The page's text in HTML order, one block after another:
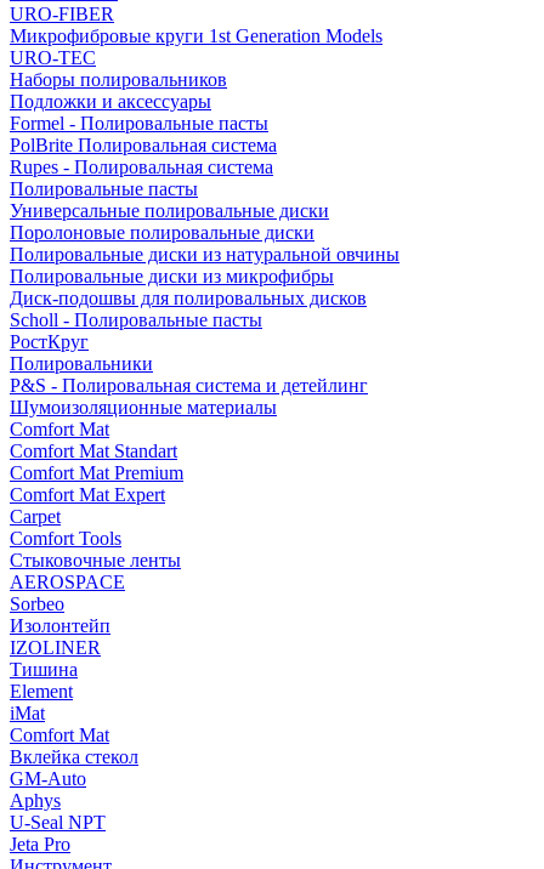
URO-FIBER
Микрофибровые круги 1st Generation Models
URO-TEC
Наборы полировальников
Подложки и аксессуары
Formel - Полировальные пасты
PolBrite Полировальная система
Rupes - Полировальная система
Полировальные пасты
Универсальные полировальные диски
Поролоновые полировальные диски
Полировальные диски из натуральной овчины
Полировальные диски из микрофибры
Диск-подошвы для полировальных дисков
Scholl - Полировальные пасты
РостКруг
Полировальники
P&S - Полировальная система и детейлинг
Шумоизоляционные материалы
Comfort Mat
Comfort Mat Standart
Comfort Mat Premium
Comfort Mat Expert
Carpet
Comfort Tools
Стыковочные ленты
AEROSPACE
Sorbeo
Изолонтейп
IZOLINER
Тишина
Element
iMat
Comfort Mat
Вклейка стекол
GM-Auto
Aphys
U-Seal NPT
Jeta Pro